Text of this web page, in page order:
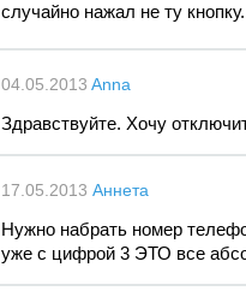
случайно нажал не ту кнопку.
04.05.2013 Anna
Здравствуйте. Хочу
17.05.2013 Аннета
Нужно набрать номер
уже с цифрой 3 ЭТО все